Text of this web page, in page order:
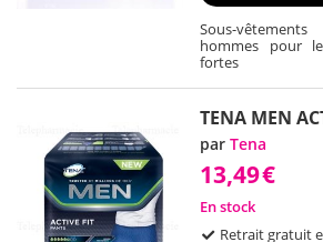
Sous-
hommes pour
fortes
TENA MEN
parTena
13,49€
En stock
Retrait gratuit